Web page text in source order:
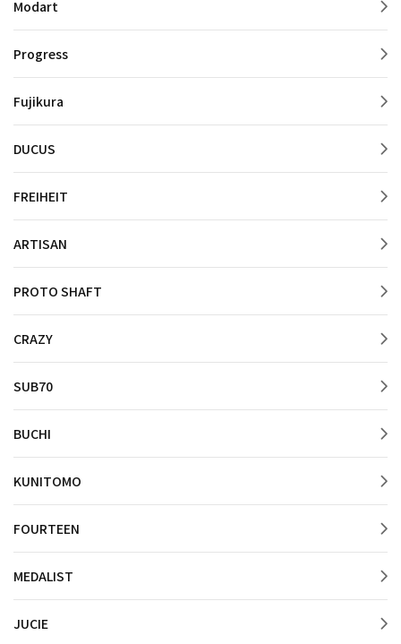
Modart
Progress
Fujikura
DUCUS
FREIHEIT
ARTISAN
PROTO SHAFT
CRAZY
SUB70
BUCHI
KUNITOMO
FOURTEEN
MEDALIST
JUCIE